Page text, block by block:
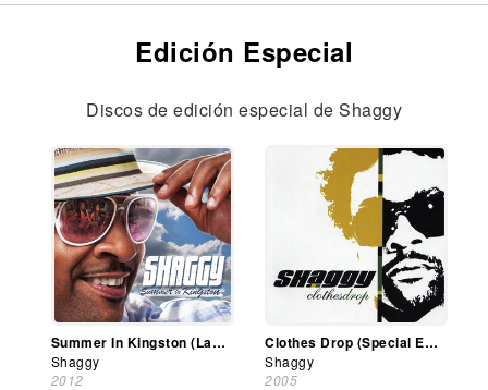
Edición Especial
Discos de edición especial de Shaggy
Summer In Kingston (Lava Edition)
Shaggy
2012
Clothes Drop (Special Edition)
Shaggy
2005